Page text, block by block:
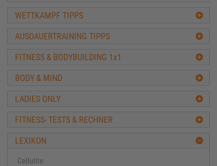
WETTKAMPF TIPPS
AUSDAUERTRAINING TIPPS
FITNESS & BODYBUILDING 1x1
BODY & MIND
LADIES ONLY
FITNESS- TESTS & RECHNER
LEXIKON
Cellulite